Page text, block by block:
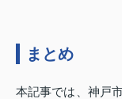
まとめ
本記事では、神戸